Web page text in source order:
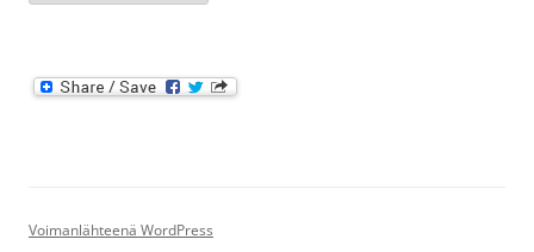
Voimanlähteenä WordPress